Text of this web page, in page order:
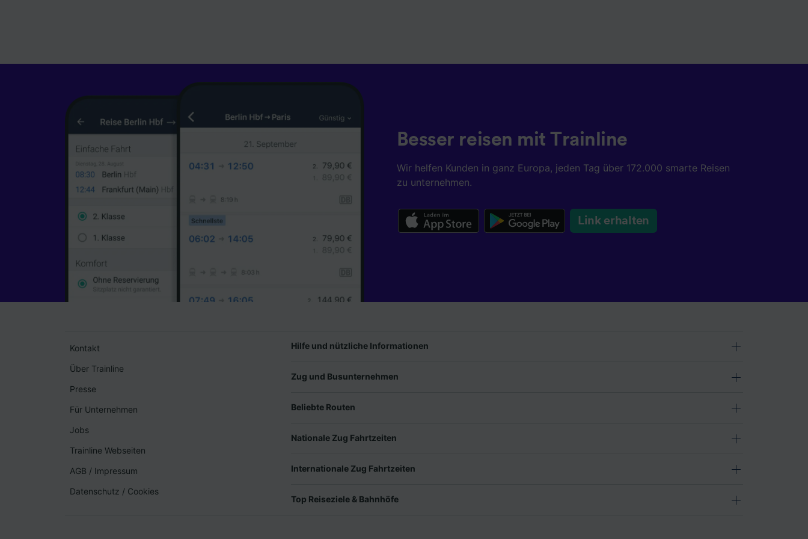
Besser reisen mit Trainline
Wir helfen Kunden in ganz Europa, jeden Tag über 172.000 smarte Reisen
zu unternehmen.
Link erhalten
Kontakt
Über Trainline
Presse
Für Unternehmen
Jobs
Trainline Webseiten
AGB / Impressum
Datenschutz / Cookies
Hilfe und nützliche Informationen
Zug und Busunternehmen
Beliebte Routen
Nationale Zug Fahrtzeiten
Internationale Zug Fahrtzeiten
Top Reiseziele & Bahnhöfe